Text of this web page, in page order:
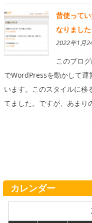
昔使って
なりました
2022年1月
このブロ
でWordPressを動かして運
います。このスタイルに
てました。ですが、あまり
カレンダー